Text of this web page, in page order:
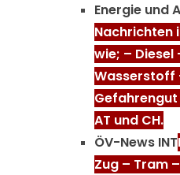
Energie und
Nachrichten
wie; – Diesel
Wasserstoff
Gefahrengut
AT und CH.
ÖV-News INT
Zug – Tram